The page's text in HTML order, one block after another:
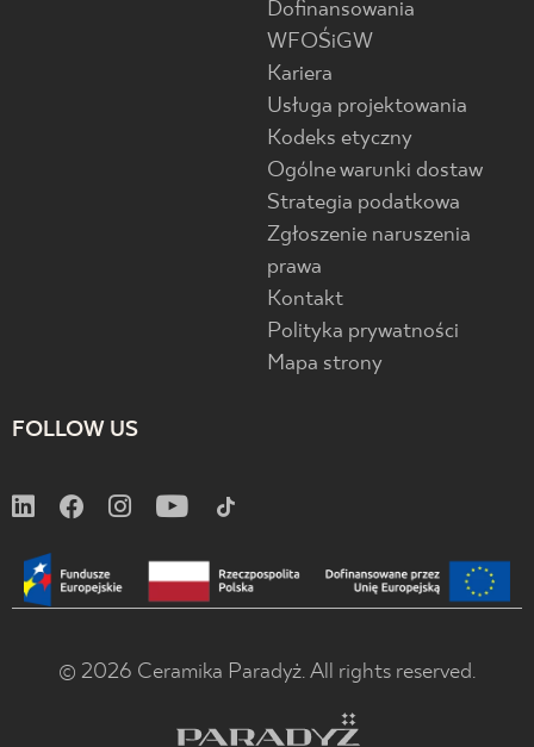
Dofinansowania
WFOŚiGW
Kariera
Usługa projektowania
Kodeks etyczny
Ogólne warunki dostaw
Strategia podatkowa
Zgłoszenie naruszenia
prawa
Kontakt
Polityka prywatności
Mapa strony
FOLLOW US
© 2026 Ceramika Paradyż. All rights reserved.